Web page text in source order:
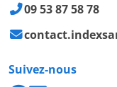
09 53 87 58 78
Suivez-nous